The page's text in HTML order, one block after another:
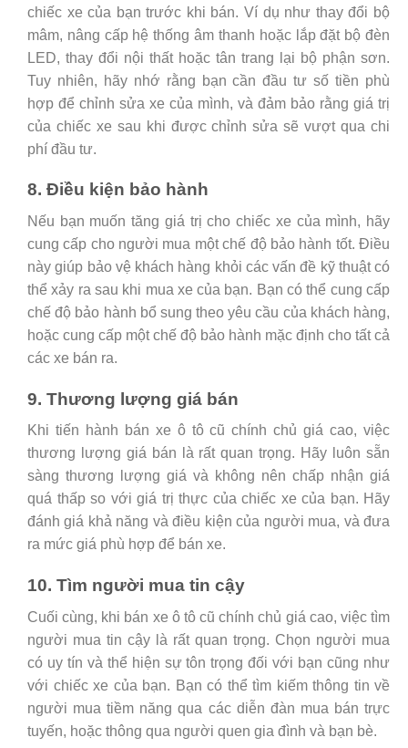
chiếc xe của bạn trước khi bán. Ví dụ như thay đổi bộ
mâm, nâng cấp hệ thống âm thanh hoặc lắp đặt bộ đèn
LED, thay đổi nội thất hoặc tân trang lại bộ phận sơn.
Tuy nhiên, hãy nhớ rằng bạn cần đầu tư số tiền phù
hợp để chỉnh sửa xe của mình, và đảm bảo rằng giá trị
của chiếc xe sau khi được chỉnh sửa sẽ vượt qua chi
phí đầu tư.
8. Điều kiện bảo hành
Nếu bạn muốn tăng giá trị cho chiếc xe của mình, hãy
cung cấp cho người mua một chế độ bảo hành tốt. Điều
này giúp bảo vệ khách hàng khỏi các vấn đề kỹ thuật có
thể xảy ra sau khi mua xe của bạn. Bạn có thể cung cấp
chế độ bảo hành bổ sung theo yêu cầu của khách hàng,
hoặc cung cấp một chế độ bảo hành mặc định cho tất cả
các xe bán ra.
9. Thương lượng giá bán
Khi tiến hành bán xe ô tô cũ chính chủ giá cao, việc
thương lượng giá bán là rất quan trọng. Hãy luôn sẵn
sàng thương lượng giá và không nên chấp nhận giá
quá thấp so với giá trị thực của chiếc xe của bạn. Hãy
đánh giá khả năng và điều kiện của người mua, và đưa
ra mức giá phù hợp để bán xe.
10. Tìm người mua tin cậy
Cuối cùng, khi bán xe ô tô cũ chính chủ giá cao, việc tìm
người mua tin cậy là rất quan trọng. Chọn người mua
có uy tín và thể hiện sự tôn trọng đối với bạn cũng như
với chiếc xe của bạn. Bạn có thể tìm kiếm thông tin về
người mua tiềm năng qua các diễn đàn mua bán trực
tuyến, hoặc thông qua người quen gia đình và bạn bè.